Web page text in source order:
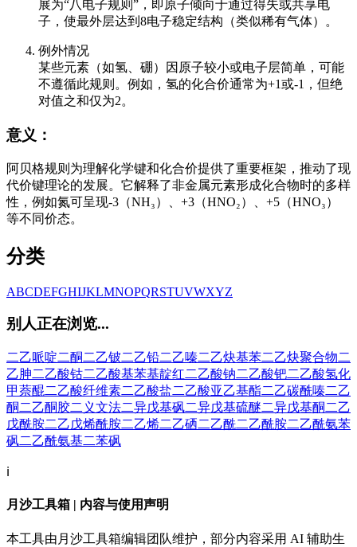
展为“八电子规则”，即原子倾向于通过得失或共享电
子，使最外层达到8电子稳定结构（类似稀有气体）。
例外情况
某些元素（如氢、硼）因原子较小或电子层简单，可能
不遵循此规则。例如，氢的化合价通常为+1或-1，但绝
对值之和仅为2。
意义：
阿贝格规则为理解化学键和化合价提供了重要框架，推动了现
代价键理论的发展。它解释了非金属元素形成化合物时的多样
性，例如氮可呈现-3（NH₃）、+3（HNO₂）、+5（HNO₃）
等不同价态。
分类
ABCDEFGHIJKLMNOPQRSTUVWXYZ
别人正在浏览...
二乙哌啶二酮 二乙铍二乙铅二乙嗪二乙炔基苯二乙炔聚合物二
乙胂二乙酸钴二乙酸基苯基靛红二乙酸钠二乙酸钯二乙酸氢化
甲萘醌二乙酸纤维素二乙酸盐二乙酸亚乙基酯二乙碳酰嗪二乙
酮 二乙酮胶二义文法二异戊基砜二异戊基硫醚二异戊基酮 二乙
戊酰胺二乙戊烯酰胺二乙烯二乙硒二乙酰二乙酰胺二乙酰氨苯
砜二乙酰氨基二苯砜
ℹ️
月沙工具箱 | 内容与使用声明
本工具由月沙工具箱编辑团队维护，部分内容采用 AI 辅助生